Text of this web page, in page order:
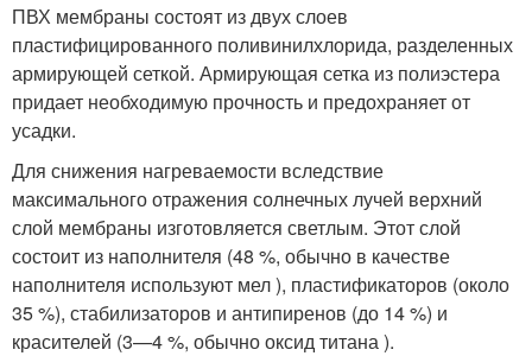
ПВХ мембраны состоят из двух слоев
пластифицированного поливинилхлорида, разделенных
армирующей сеткой. Армирующая сетка из полиэстера
придает необходимую прочность и предохраняет от
усадки.
Для снижения нагреваемости вследствие
максимального отражения солнечных лучей верхний
слой мембраны изготовляется светлым. Этот слой
состоит из наполнителя (48 %, обычно в качестве
наполнителя используют мел ), пластификаторов (около
35 %), стабилизаторов и антипиренов (до 14 %) и
красителей (3—4 %, обычно оксид титана ).